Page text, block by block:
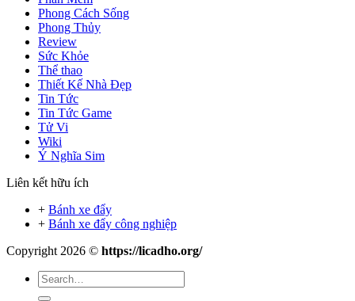
Phong Cách Sống
Phong Thủy
Review
Sức Khỏe
Thể thao
Thiết Kế Nhà Đẹp
Tin Tức
Tin Tức Game
Tử Vi
Wiki
Ý Nghĩa Sim
Liên kết hữu ích
+ Bánh xe đẩy
+ Bánh xe đẩy công nghiệp
Copyright 2026 © https://licadho.org/